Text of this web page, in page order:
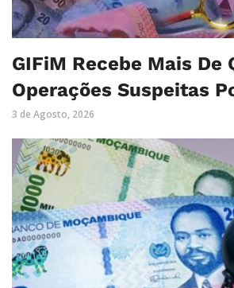
GIFiM Recebe Mais De
Operações Suspeitas
3 de Agosto, 2026